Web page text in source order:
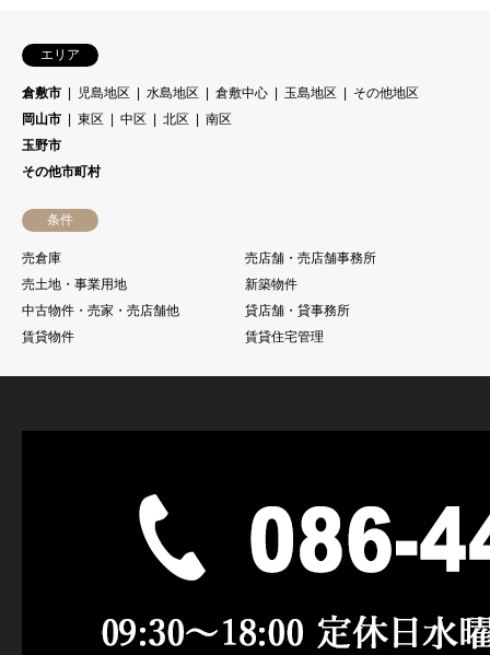
エリア
倉敷市 児島地区 水島地区 倉敷中心 玉島地区
その他地区
岡山市
東区 中区 北区
南区
玉野市
その他市町村
条件
売倉庫
売店舗・売店舗事務所
売土地・事業用地
新築物件
中古物件・売家・売店舗他
貸店舗・貸事務所
賃貸物件
賃貸住宅管理